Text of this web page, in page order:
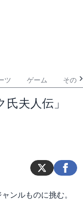
ツ ゲーム その他
夫人伝」
ンルものに挑む。